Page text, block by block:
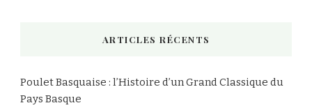
ARTICLES RÉCENTS
Poulet Basquaise : l’Histoire d’un Grand Classique du
Pays Basque